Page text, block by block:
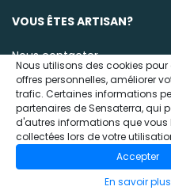
VOUS ÊTES ARTISAN?
Nous contacter
© 2020
Nous utilisons des cookies
offres personnelles, améliorer
trafic. Certaines informations
partenaires de Sensaterra, qui
d'autres informations que vous
collectées lors de votre
Accepter
En savoir plus